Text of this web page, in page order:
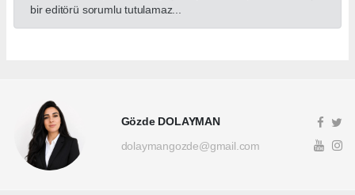
bir editörü sorumlu tutulamaz...
Gözde DOLAYMAN
dolaymangozde@gmail.com